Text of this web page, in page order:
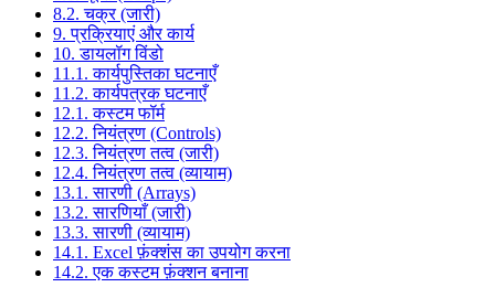
8.2. चक्र (जारी)
9. प्रक्रियाएं और कार्य
10. डायलॉग विंडो
11.1. कार्यपुस्तिका घटनाएँ
11.2. कार्यपत्रक घटनाएँ
12.1. कस्टम फॉर्म
12.2. नियंत्रण (Controls)
12.3. नियंत्रण तत्व (जारी)
12.4. नियंत्रण तत्व (व्यायाम)
13.1. सारणी (Arrays)
13.2. सारणियाँ (जारी)
13.3. सारणी (व्यायाम)
14.1. Excel फ़ंक्शंस का उपयोग करना
14.2. एक कस्टम फ़ंक्शन बनाना